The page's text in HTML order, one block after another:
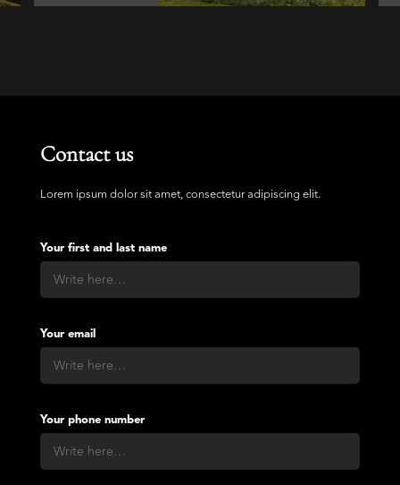
Contact us
Lorem ipsum dolor sit amet, consectetur adipiscing elit.
Your first and last name
Your email
Your phone number